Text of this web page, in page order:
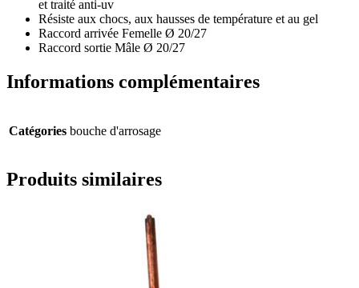
et traité anti-uv
Résiste aux chocs, aux hausses de température et au gel
Raccord arrivée Femelle Ø 20/27
Raccord sortie Mâle Ø 20/27
Informations complémentaires
Catégories bouche d'arrosage
Produits similaires